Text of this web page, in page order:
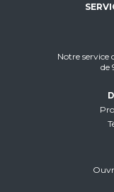
Notre service
de